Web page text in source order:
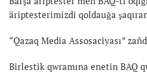
äriptesterimizdi qoldauğa
“Qazaq Media Assosaciyası”
Birlestik qwramına enetin BAQ